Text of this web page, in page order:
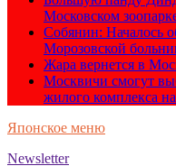
Московском
Собянин: Началось
Морозовской
Жара вернется в
Москвичи смогут
жилого комплекса
Японское меню
Newsletter